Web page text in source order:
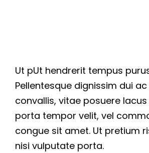
Ut pUt hendrerit tempus
Pellentesque dignissim dui
convallis, vitae posuere lacus
porta tempor velit, vel
congue sit amet. Ut pretium
nisi vulputate porta.